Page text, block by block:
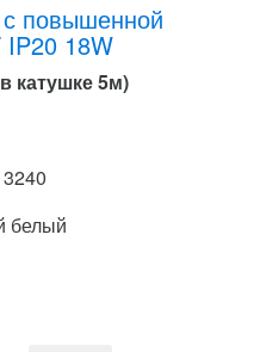
повышенной
IP20 18W
катушке 5м)
белый